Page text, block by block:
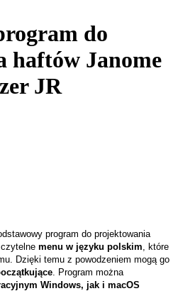
do
haftów Janome
JR
program do projektowania
menu w języku polskim , które
Dzięki temu z powodzeniem mogą go
. Program można
Windows, jak i macOS